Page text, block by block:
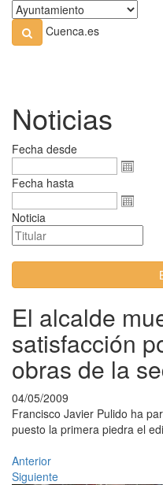
Cuenca.es
Noticias
Fecha desde
Fecha hasta
Noticia
El alcalde
satisfacción
obras de la
04/05/2009
Francisco Javier Pulido ha
puesto la primera piedra el
Anterior
Siguiente